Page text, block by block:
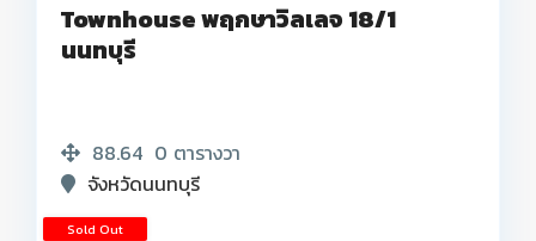
Townhouse พฤกษาวิลเลจ 18/1
นนทบุรี
88.64 0 ตารางวา
จังหวัดนนทบุรี
Sold Out